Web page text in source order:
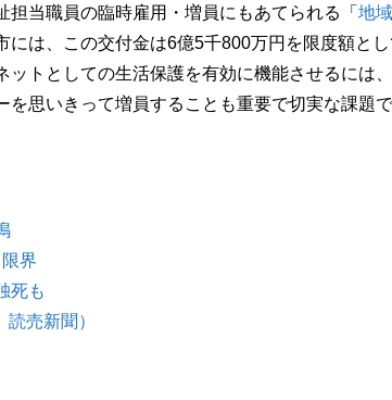
担当職員の臨時雇用・増員にもあてられる「 地
には、この交付金は6億5千800万円を限度額とし
ットとしての生活保護を有効に機能させるには
思いきって増員することも重要で切実な課題で
界
死も
売新聞）